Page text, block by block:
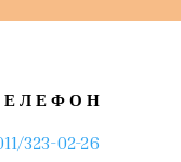
323-02-26